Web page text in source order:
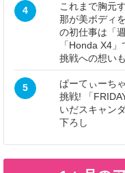
4
これまで胸元
那が美ボディ
の初仕事は「
「Honda X4
挑戦への想い
5
ぱーてぃーち
挑戦! 「
いだスキャン
下ろし